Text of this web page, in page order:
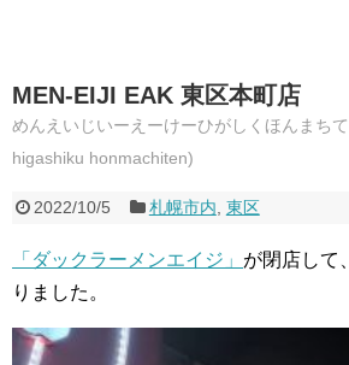
MEN-EIJI EAK 東区本町店
めんえいじいーえーけーひがしくほんまち
higashiku honmachiten)
2022/10/5 札幌市内 東区
「ダックラーメンエイジ」 が閉店して
りました。